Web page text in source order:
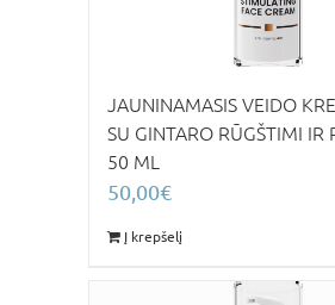
JAUNINAMASIS VEIDO
SU GINTARO RŪGŠTIMI IR
50 ML
50,00€
Į krepšelį